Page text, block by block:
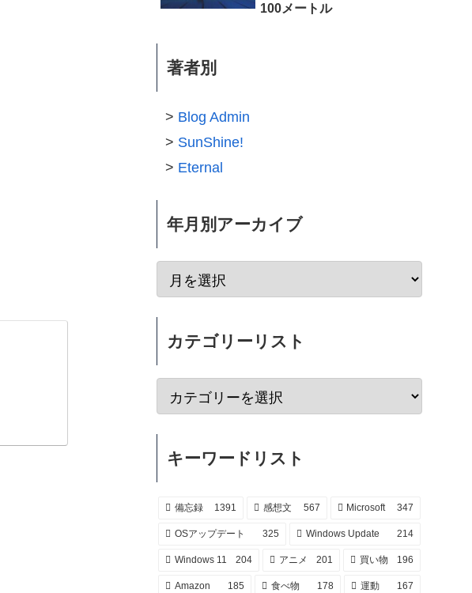
100メートル
著者別
Blog Admin
SunShine!
Eternal
年月別アーカイブ
カテゴリーリスト
キーワードリスト
備忘録 1391 感想文 567 Microsoft 347
OSアップデート 325 Windows Update 214
Windows 11 204 アニメ 201 買い物 196
Amazon 185 食べ物 178 運動 167